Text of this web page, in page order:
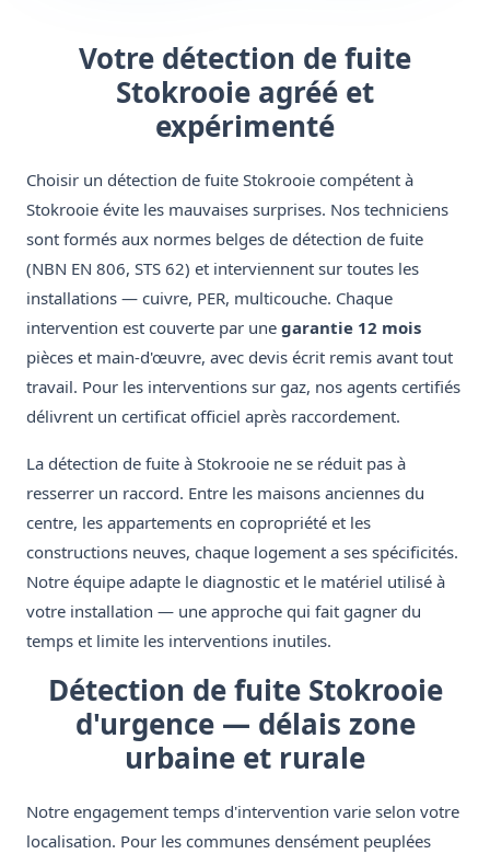
Votre détection de fuite
Stokrooie agréé et
expérimenté
Choisir un détection de fuite Stokrooie compétent à
Stokrooie évite les mauvaises surprises. Nos techniciens
sont formés aux normes belges de détection de fuite
(NBN EN 806, STS 62) et interviennent sur toutes les
installations — cuivre, PER, multicouche. Chaque
intervention est couverte par une garantie 12 mois
pièces et main-d'œuvre, avec devis écrit remis avant tout
travail. Pour les interventions sur gaz, nos agents certifiés
délivrent un certificat officiel après raccordement.
La détection de fuite à Stokrooie ne se réduit pas à
resserrer un raccord. Entre les maisons anciennes du
centre, les appartements en copropriété et les
constructions neuves, chaque logement a ses spécificités.
Notre équipe adapte le diagnostic et le matériel utilisé à
votre installation — une approche qui fait gagner du
temps et limite les interventions inutiles.
Détection de fuite Stokrooie
d'urgence — délais zone
urbaine et rurale
Notre engagement temps d'intervention varie selon votre
localisation. Pour les communes densément peuplées